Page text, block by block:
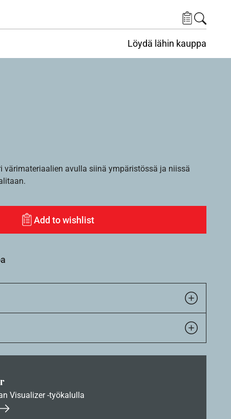
Löydä lähin kauppa
värimateriaalien avulla siinä ympäristössä ja niissä
Add to wishlist
Visualizer -työkalulla